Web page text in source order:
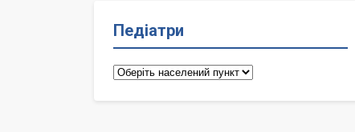
Педіатри
Педіатри